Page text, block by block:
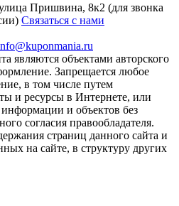
Пришвина, 8к2 (для звонка
Связаться с нами
являются объектами авторского
Запрещается любое
в том числе путем
и ресурсы в Интернете, или
и объектов без
согласия правообладателя.
страниц данного сайта и
на сайте, в структуру других